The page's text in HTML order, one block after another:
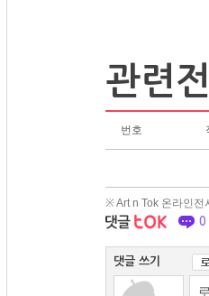
관련
번호
※ Art n Tok 온라인전
0
댓글 쓰기